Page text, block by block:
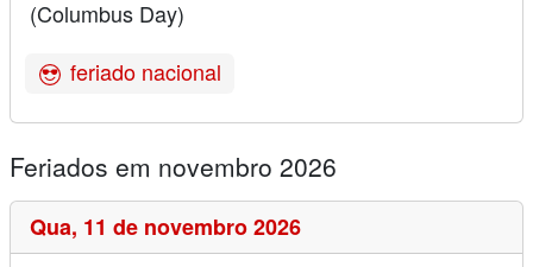
(Columbus Day)
feriado nacional
Feriados em novembro 2026
Qua, 11 de novembro 2026